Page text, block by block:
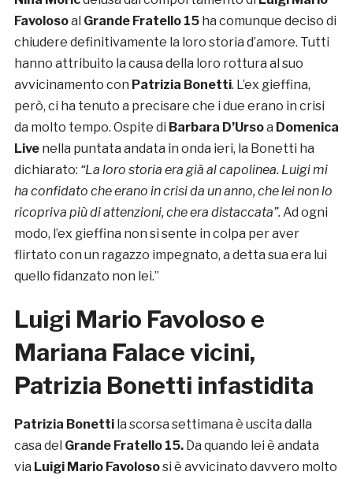
Favolosoal Grande Fratello 15 ha comunque deciso di
chiudere definitivamente la loro storia d’amore. Tutti
hanno attribuito la causa della loro rottura al suo
avvicinamento con Patrizia Bonetti. L’ex gieffina,
però, ci ha tenuto a precisare che i due erano in crisi
da molto tempo. Ospite di Barbara D’Ursoa Domenica
Live nella puntata andata in onda ieri, la Bonetti ha
dichiarato: “La loro storia era già al capolinea. Luigi mi
ha confidato che erano in crisi da un anno, che lei non lo
ricopriva più di attenzioni, che era distaccata”. Ad ogni
modo, l’ex gieffina non si sente in colpa per aver
flirtato con un ragazzo impegnato, a detta sua era lui
quello fidanzato non lei.”
Luigi Mario Favoloso e
Mariana Falace vicini,
Patrizia Bonetti infastidita
Patrizia Bonettila scorsa settimana è uscita dalla
casa del Grande Fratello 15. Da quando lei è andata
via Luigi Mario Favolososi è avvicinato davvero molto